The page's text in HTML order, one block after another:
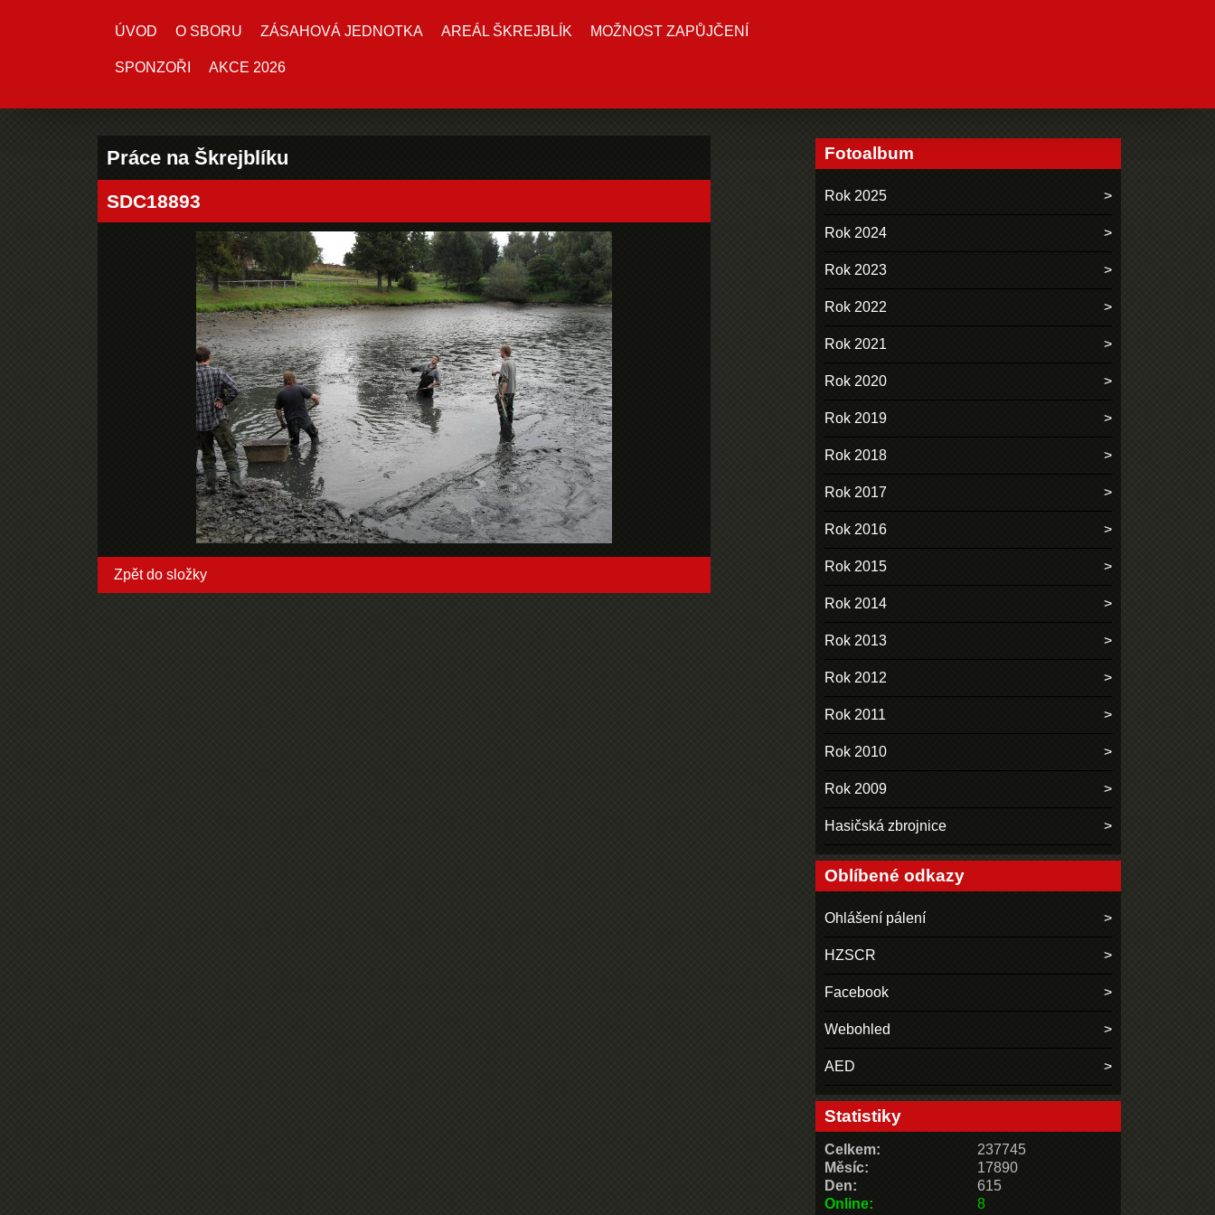
ÚVOD O SBORU ZÁSAHOVÁ JEDNOTKA AREÁL ŠKREJBLÍK MOŽNOST ZAPŮJČENÍ
SPONZOŘI AKCE 2026
Práce na Škrejblíku
SDC18893
Zpět do složky
Fotoalbum
Rok 2025
Rok 2024
Rok 2023
Rok 2022
Rok 2021
Rok 2020
Rok 2019
Rok 2018
Rok 2017
Rok 2016
Rok 2015
Rok 2014
Rok 2013
Rok 2012
Rok 2011
Rok 2010
Rok 2009
Hasičská zbrojnice
Oblíbené odkazy
Ohlášení pálení
HZSCR
Facebook
Webohled
AED
Statistiky
Online: 8
Celkem:
237745
Měsíc:
17890
Den:
615